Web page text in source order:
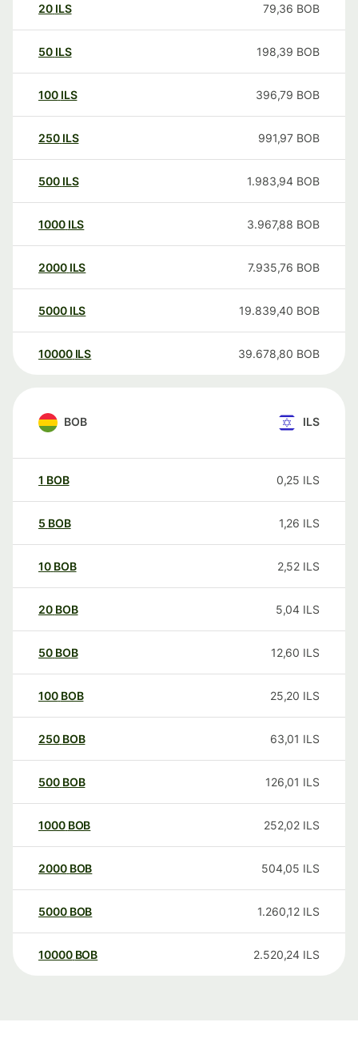
20 ILS 79,36 BOB
50 ILS 198,39 BOB
100 ILS 396,79 BOB
250 ILS 991,97 BOB
500 ILS 1.983,94 BOB
1000 ILS 3.967,88 BOB
2000 ILS 7.935,76 BOB
5000 ILS 19.839,40 BOB
10000 ILS 39.678,80 BOB
BOB ILS
1 BOB 0,25 ILS
5 BOB 1,26 ILS
10 BOB 2,52 ILS
20 BOB 5,04 ILS
50 BOB 12,60 ILS
100 BOB 25,20 ILS
250 BOB 63,01 ILS
500 BOB 126,01 ILS
1000 BOB 252,02 ILS
2000 BOB 504,05 ILS
5000 BOB 1.260,12 ILS
10000 BOB 2.520,24 ILS